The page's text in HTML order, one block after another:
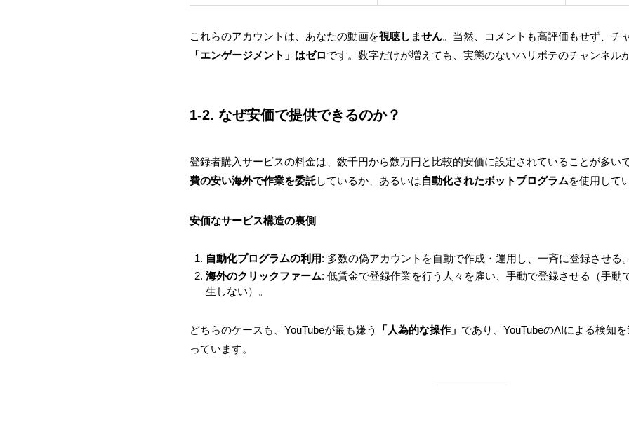
これらのアカウントは、あなたの動画を視聴しません。当然、コメントも高評価もせず、チ
「エンゲージメント」はゼロです。数字だけが増えても、実態のないハリボテのチャンネル
1-2. なぜ安価で提供できるのか？
登録者購入サービスの料金は、数千円から数万円と比較的安価に設定されていることが多い
費の安い海外で作業を委託しているか、あるいは自動化されたボットプログラムを使用して
安価なサービス構造の裏側
自動化プログラムの利用: 多数の偽アカウントを自動で作成・運用し、一斉に登録させる
海外のクリックファーム: 低賃金で登録作業を行う人々を雇い、手動で登録させる（手動
生しない）。
どちらのケースも、YouTubeが最も嫌う 「人為的な操作」 であり、YouTubeのAIによる検知
っています。